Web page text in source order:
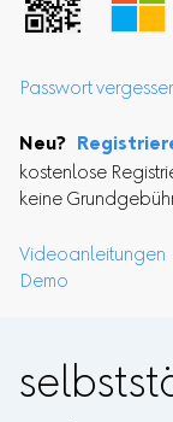
Passwort
Neu?
kostenlose
keine
Videoanleitungen
Demo